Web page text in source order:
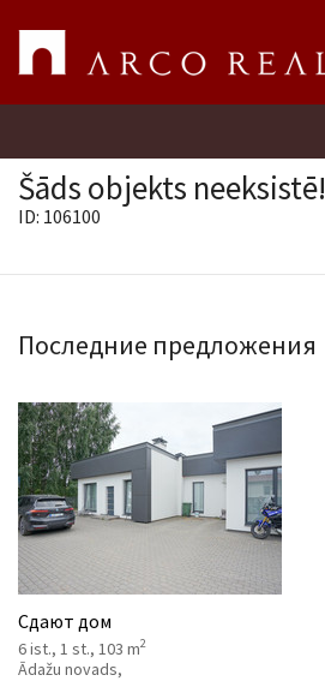
Предприятие
Услуги
Kонтакты
Šāds objekts neeksistē!
ID: 106100
Последние предложения
Сдают дом
6 ist., 1 st., 103 m2
Ādažu novads,